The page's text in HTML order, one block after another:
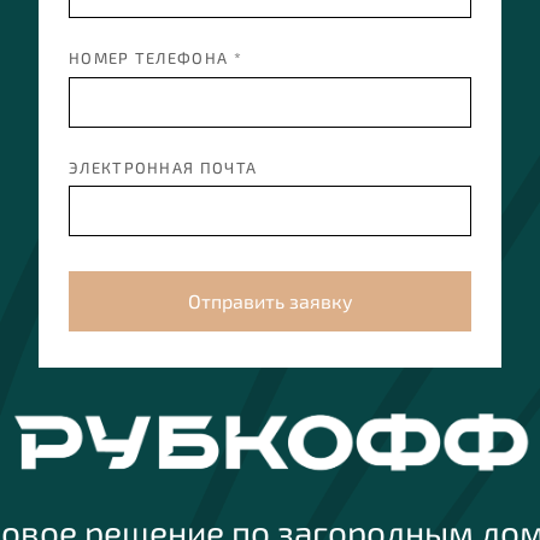
НОМЕР ТЕЛЕФОНА *
ЭЛЕКТРОННАЯ ПОЧТА
Отправить заявку
решение по загородным